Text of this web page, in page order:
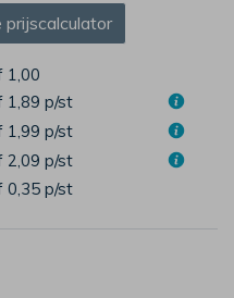
prijscalculator
1,00
1,89 p/st
1,99 p/st
2,09 p/st
0,35 p/st